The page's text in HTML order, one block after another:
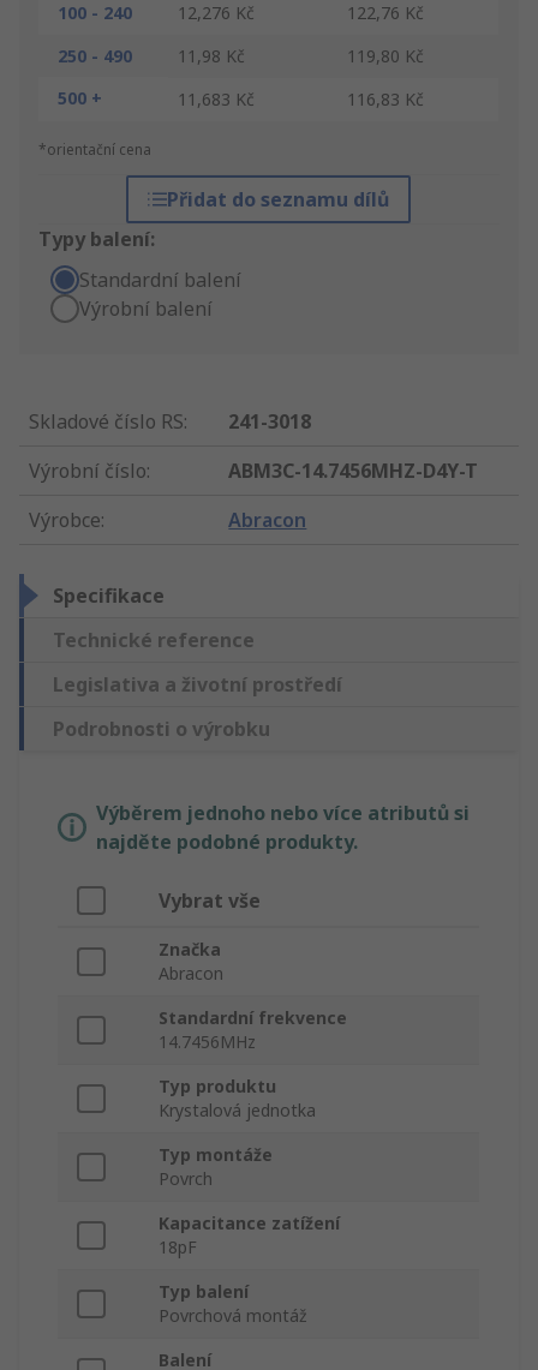
100 - 240
12,276 Kč
122,76 Kč
250 - 490
11,98 Kč
119,80 Kč
500 +
11,683 Kč 116,83 Kč
*orientační cena
Přidat do seznamu dílů
Typy balení:
Standardní balení
Výrobní balení
Skladové číslo RS:
241-3018
Výrobní číslo:
ABM3C-14.7456MHZ-D4Y-T
Výrobce: Abracon
Specifikace
Technické reference
Legislativa a životní prostředí
Podrobnosti o výrobku
Výběrem jednoho nebo více atributů si
najděte podobné produkty.
Vybrat vše
Značka
Abracon
Standardní frekvence
14.7456MHz
Typ produktu
Krystalová jednotka
Typ montáže
Povrch
Kapacitance zatížení
18pF
Typ balení
Povrchová montáž
Balení